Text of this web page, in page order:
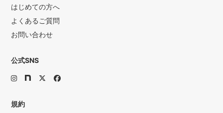
はじめての方へ
よくあるご質問
お問い合わせ
公式SNS
規約